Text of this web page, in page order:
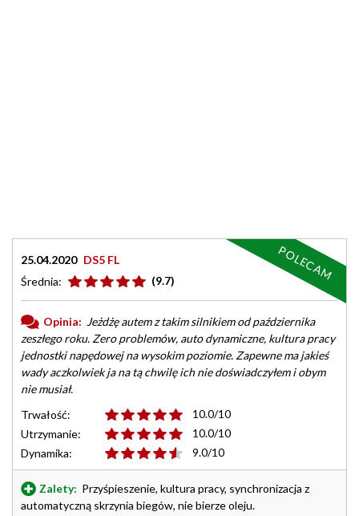
25.04.2020 DS5 FL
Średnia:
(9.7)
Opinia: Jeżdżę autem z takim silnikiem od października
zeszłego roku. Zero problemów, auto dynamiczne, kultura pracy
jednostki napędowej na wysokim poziomie. Zapewne ma jakieś
wady aczkolwiek ja na tą chwilę ich nie doświadczyłem i obym
nie musiał.
Trwałość:
10.0/10
Utrzymanie:
10.0/10
Dynamika:
9.0/10
Zalety: Przyśpieszenie, kultura pracy, synchronizacja z
automatyczną skrzynia biegów, nie bierze oleju.
POLECAM